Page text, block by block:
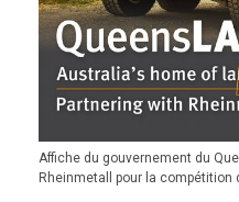
Affiche du gouvernement du
Rheinmetall pour la compétition